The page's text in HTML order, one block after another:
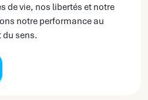
de vie, nos libertés et notre
notre performance au
du sens.